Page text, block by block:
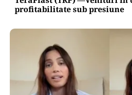
profitabilitate sub presiune